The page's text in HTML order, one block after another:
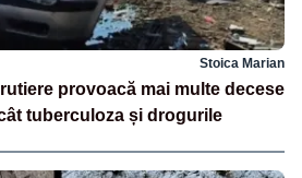
Stoica Marian
provoacă mai multe decese
tuberculoza și drogurile